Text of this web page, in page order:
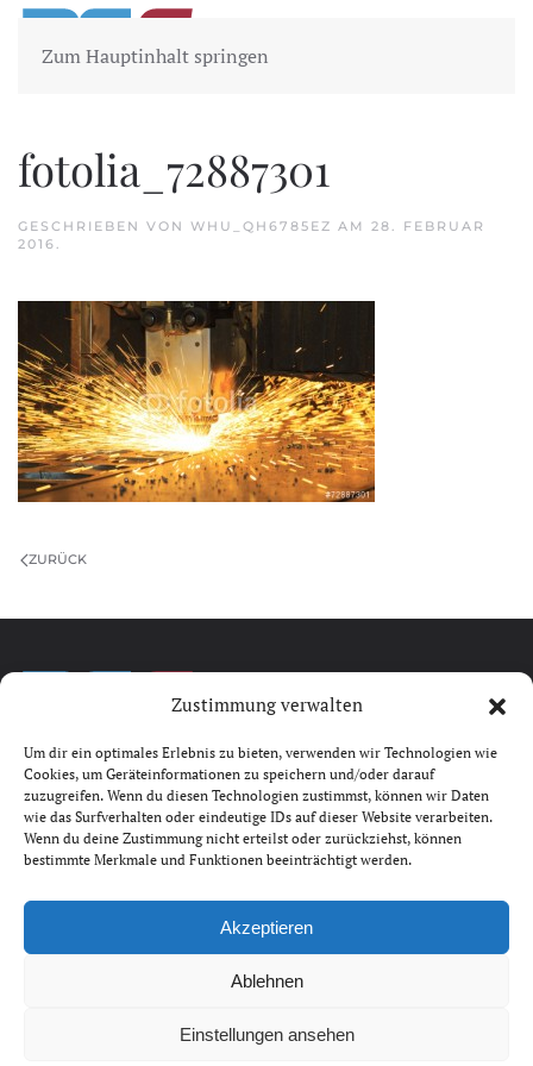
Zustimmung verwalten
Um dir ein optimales Erlebnis zu bieten, verwenden wir Technologien wie
Cookies, um Geräteinformationen zu speichern und/oder darauf
zuzugreifen. Wenn du diesen Technologien zustimmst, können wir Daten
wie das Surfverhalten oder eindeutige IDs auf dieser Website verarbeiten.
Wenn du deine Zustimmung nicht erteilst oder zurückziehst, können
bestimmte Merkmale und Funktionen beeinträchtigt werden.
Akzeptieren
Ablehnen
Einstellungen ansehen
Zum Hauptinhalt springen
fotolia_72887301
GESCHRIEBEN VON WHU_QH6785EZ AM 28. FEBRUAR
2016.
ZURÜCK
©2026RGE. All rights reserved.
Powered byynet.at
+43 (0) 6462 32 433